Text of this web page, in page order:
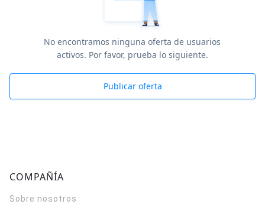
No encontramos ninguna oferta de usuarios
activos. Por favor, prueba lo siguiente.
Publicar oferta
COMPAÑÍA
Sobre nosotros